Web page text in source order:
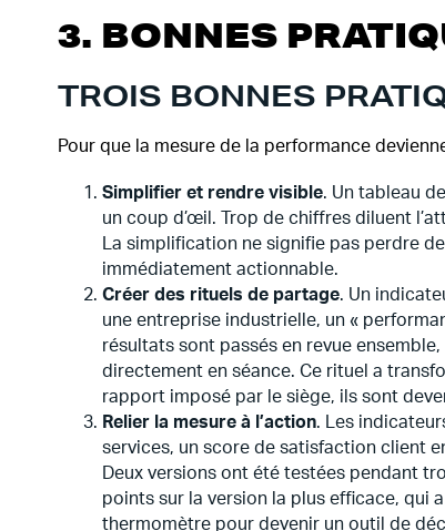
3. BONNES
TROIS BONNES
Pour que la mesure de la performance
Simplifier et rendre visible. Un tableau
un coup d’œil. Trop de chiffres diluent
La simplification ne signifie pas perdre
immédiatement actionnable.
Créer des rituels de partage. Un
une entreprise industrielle, un «
résultats sont passés en revue
directement en séance. Ce rituel a
rapport imposé par le siège, ils sont
Relier la mesure à l’action. Les
services, un score de satisfaction client
Deux versions ont été testées pendant
points sur la version la plus efficace, qui
thermomètre pour devenir un outil de